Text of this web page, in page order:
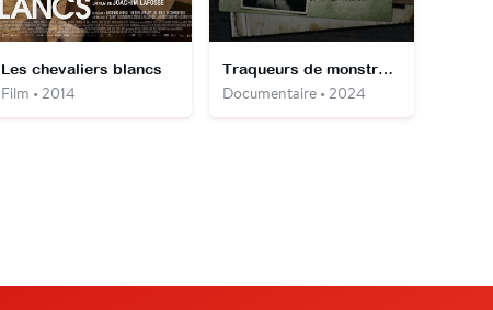
Les chevaliers blancs
Film • 2014
Traqueurs de monstres : l'enquête continue
Documentaire • 2024